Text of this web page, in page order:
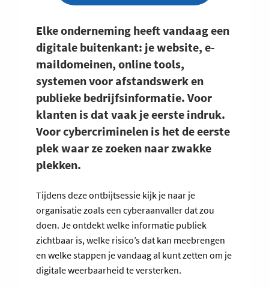
Elke onderneming heeft vandaag een
digitale buitenkant: je website, e-
maildomeinen, online tools,
systemen voor afstandswerk en
publieke bedrijfsinformatie. Voor
klanten is dat vaak je eerste indruk.
Voor cybercriminelen is het de eerste
plek waar ze zoeken naar zwakke
plekken.
Tijdens deze ontbijtsessie kijk je naar je
organisatie zoals een cyberaanvaller dat zou
doen. Je ontdekt welke informatie publiek
zichtbaar is, welke risico’s dat kan meebrengen
en welke stappen je vandaag al kunt zetten om je
digitale weerbaarheid te versterken.